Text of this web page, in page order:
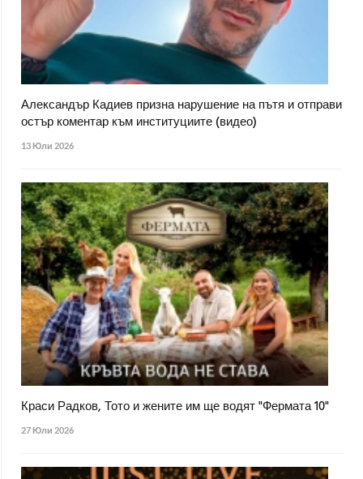
Александър Кадиев призна нарушение на пътя и отправи
остър коментар към институциите (видео)
13 Юли 2026
Краси Радков, Тото и жените им ще водят "Фермата 10"
27 Юли 2026